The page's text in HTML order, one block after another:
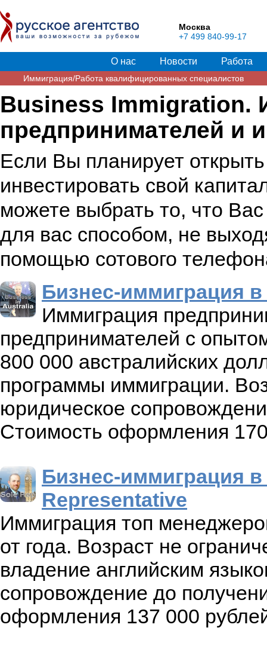
Москва
+7 499 840-99-17
О нас Новости Работа
Иммиграция/Работа квалифицированных специалистов
Business Immigration.
предпринимателей и
Если Вы планирует
инвестировать свой
можете выбрать то, что
для вас способом, не
помощью сотового
Бизнес-иммиграция
Иммиграция
предпринимателей с
800 000 австралийских
программы иммиграции.
юридическое
Стоимость оформления
Бизнес-иммиграция
Representative
Иммиграция топ
от года. Возраст не
владение английским
сопровождение до
оформления 137 000